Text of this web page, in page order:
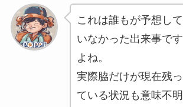
これは誰もが予想して
いなかった出来事です
よね。
実際脇だけが現在残っ
ている状況も意味不明